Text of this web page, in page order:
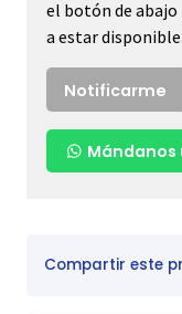
el botón de abajo
a estar disponible.
Notificarme
Mándanos
Compartir este